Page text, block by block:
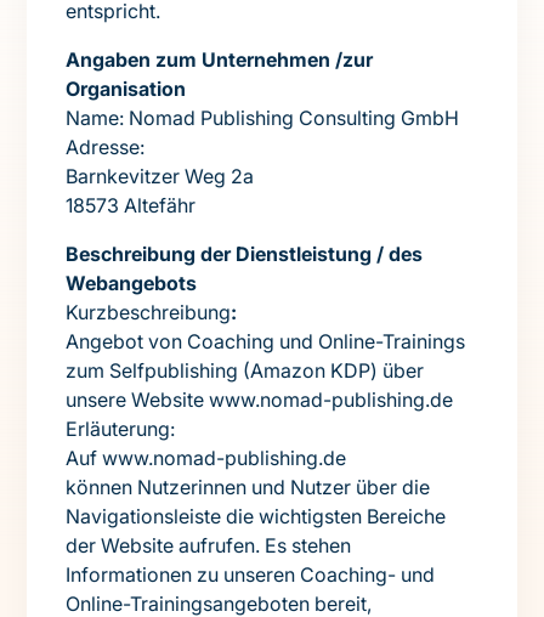
entspricht.
Angaben zum Unternehmen /zur
Organisation
Name: Nomad Publishing Consulting GmbH
Adresse:
Barnkevitzer Weg 2a
18573 Altefähr
Beschreibung der Dienstleistung / des
Webangebots
Kurzbeschreibung:
Angebot von Coaching und Online-Trainings
zum Selfpublishing (Amazon KDP) über
unsere Website www.nomad-publishing.de
Erläuterung:
Auf www.nomad-publishing.de
können Nutzerinnen und Nutzer über die
Navigationsleiste die wichtigsten Bereiche
der Website aufrufen. Es stehen
Informationen zu unseren Coaching- und
Online-Trainingsangeboten bereit,